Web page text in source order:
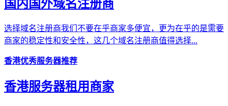
国内国外域名注册商
选择域名注册商我们不要在乎商家多便宜，更为在乎的是需要
商家的稳定性和安全性，这几个域名注册商值得选择...
香港优秀服务器推荐
香港服务器租用商家